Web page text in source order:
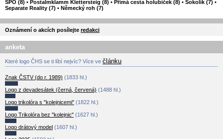
SPO (8) • Postalmklamm Klettersteig (8) • Přímá cesta holubiček (8) • Sokolík (7) •
Separate Reality (7) • Německý roh (7)
Oznámení o akcích posílejte redakci
anketa
Které logo ČHS se ti líbí nejvíc? Více ve článku
Znak ČSTV (do r. 1989) (1833 hl.)
Logo z devadesátek (černá, červená) (1488 hl.)
Logo trikolóra s "kolejnicemi" (1822 hl.)
Logo Trikolóra bez "kolejnic" (1627 hl.)
Logo drátový model (1607 hl.)